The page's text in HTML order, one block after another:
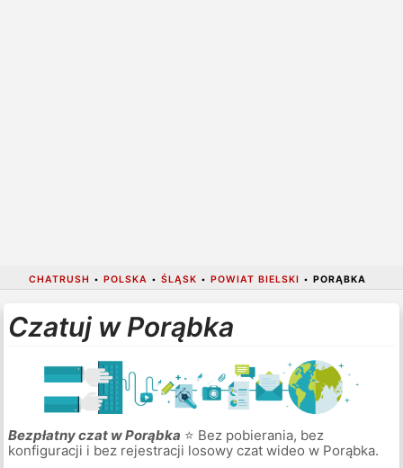
CHATRUSH • POLSKA • ŚLĄSK • POWIAT BIELSKI • PORĄBKA
Czatuj w Porąbka
Bezpłatny czat w Porąbka ⭐ Bez pobierania, bez
konfiguracji i bez rejestracji losowy czat wideo w Porąbka.